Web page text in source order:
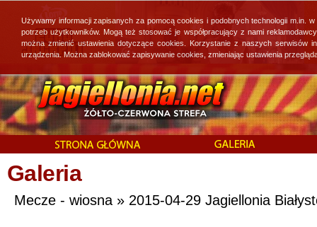
Galeria
Mecze - wiosna » 2015-04-29 Jagiellonia
Używamy informacji zapisanych za pomocą cookies i podobnych technologii
potrzeb użytkowników. Mogą też stosować je współpracujący z nami
można zmienić ustawienia dotyczące cookies. Korzystanie z naszych
urządzenia. Można zablokować zapisywanie cookies, zmieniając ustawienia